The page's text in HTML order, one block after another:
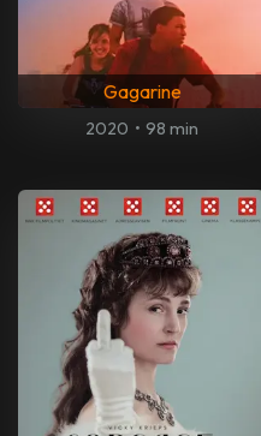
Gagarine
2020 • 98 min